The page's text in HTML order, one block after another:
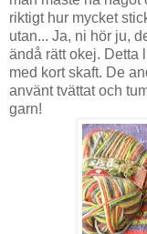
riktigt hur mycket
utan... Ja, ni hör ju,
ändå rätt okej. Detta
med kort skaft. De
använt tvättat och
garn!